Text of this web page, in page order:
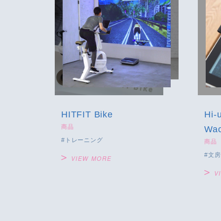
HITFIT Bike
商品
トレーニング
VIEW MORE
Hi-
商品
文